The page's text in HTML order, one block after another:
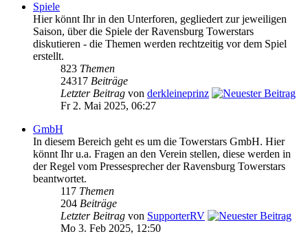
Spiele
Hier könnt Ihr in den Unterforen, gegliedert zur jeweiligen
Saison, über die Spiele der Ravensburg Towerstars
diskutieren - die Themen werden rechtzeitig vor dem Spiel
erstellt.
823 Themen
24317 Beiträge
Letzter Beitrag von derkleineprinz
Fr 2. Mai 2025, 06:27
GmbH
In diesem Bereich geht es um die Towerstars GmbH. Hier
könnt Ihr u.a. Fragen an den Verein stellen, diese werden in
der Regel vom Pressesprecher der Ravensburg Towerstars
beantwortet.
117 Themen
204 Beiträge
Letzter Beitrag von SupporterRV
Mo 3. Feb 2025, 12:50